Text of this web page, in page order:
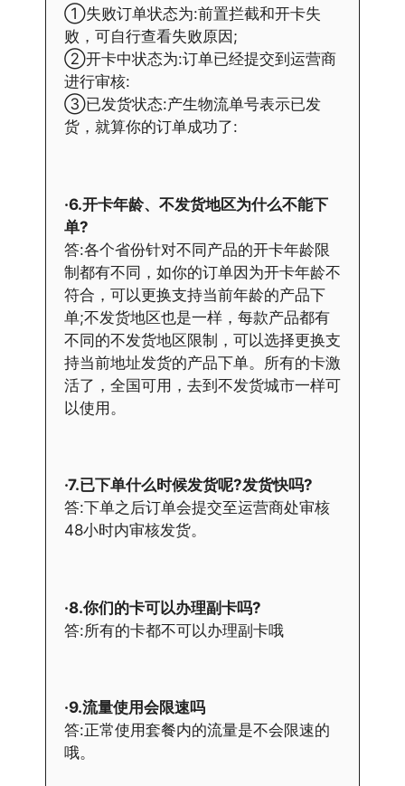
①失败订单状态为:前置拦截和开卡失
败，可自行查看失败原因;
②开卡中状态为:订单已经提交到运营商
进行审核:
③已发货状态:产生物流单号表示已发
货，就算你的订单成功了:
·6.开卡年龄、不发货地区为什么不能下
单?
答:各个省份针对不同产品的开卡年龄限
制都有不同，如你的订单因为开卡年龄不
符合，可以更换支持当前年龄的产品下
单;不发货地区也是一样，每款产品都有
不同的不发货地区限制，可以选择更换支
持当前地址发货的产品下单。所有的卡激
活了，全国可用，去到不发货城市一样可
以使用。
·7.已下单什么时候发货呢?发货快吗?
答:下单之后订单会提交至运营商处审核
48小时内审核发货。
·8.你们的卡可以办理副卡吗?
答:所有的卡都不可以办理副卡哦
·9.流量使用会限速吗
答:正常使用套餐内的流量是不会限速的
哦。